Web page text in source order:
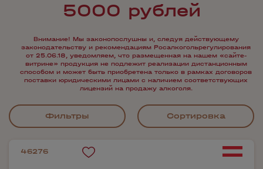
5000 рублей
Внимание! Мы законопослушны и, следуя действующему
законодательству и рекомендациям Росалкогольрегулирования
от 25.06.18, уведомляем, что размещенная на нашем «сайте-
витрине» продукция не подлежит реализации дистанционным
способом и может быть приобретена только в рамках договоров
поставки юридическими лицами с наличием соответствующих
лицензий на продажу алкоголя.
Фильтры Сортировка
46276